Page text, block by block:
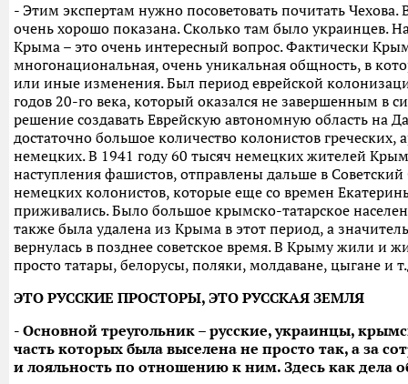
- Этим экспертам нужно посоветовать почитать Чехова.
очень хорошо показана. Сколько там было украинцев.
Крыма – это очень интересный вопрос. Фактически
многонациональная, очень уникальная общность, в
или иные изменения. Был период еврейской
годов 20-го века, который оказался не завершенным в
решение создавать Еврейскую автономную область на
достаточно большое количество колонистов греческих,
немецких. В 1941 году 60 тысяч немецких жителей
наступления фашистов, отправлены дальше в
немецких колонистов, которые еще со времен
приживались. Было большое крымско-татарское
также была удалена из Крыма в этот период, а
вернулась в позднее советское время. В Крыму жили и
просто татары, белорусы, поляки, молдаване, цыгане и
ЭТО РУССКИЕ ПРОСТОРЫ, ЭТО РУССКАЯ ЗЕМЛЯ
- Основной треугольник – русские, украинцы,
часть которых была выселена не просто так, а за
и лояльность по отношению к ним. Здесь как дела